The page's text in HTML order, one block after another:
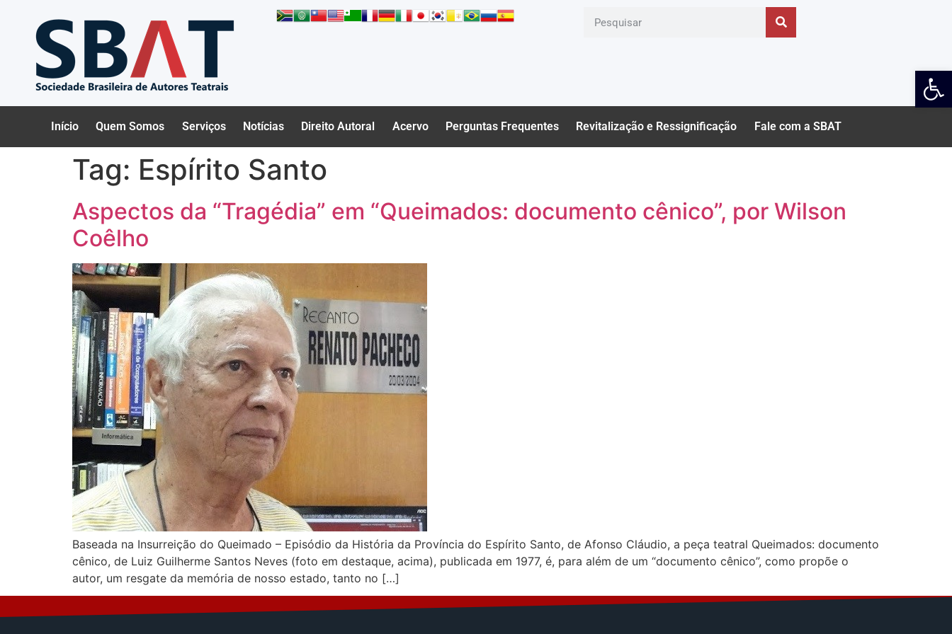
Início Quem Somos Serviços Notícias Direito Autoral Acervo Perguntas Frequentes Revitalização e Ressignificação Fale com a SBAT
Tag: Espírito Santo
Aspectos da “Tragédia” em “Queimados: documento cênico”, por Wilson
Coêlho
Baseada na Insurreição do Queimado – Episódio da História da Província do Espírito Santo, de Afonso Cláudio, a peça teatral Queimados: documento
cênico, de Luiz Guilherme Santos Neves (foto em destaque, acima), publicada em 1977, é, para além de um “documento cênico”, como propõe o
autor, um resgate da memória de nosso estado, tanto no […]